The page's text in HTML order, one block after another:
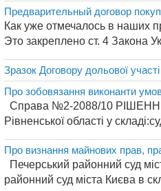
Предварительный договор
Как уже отмечалось в наших
Это закреплено ст. 4 Закона
Зразок Договору дольової
Про зобовязання виконанти
Справа №2-2088/10 РІШЕННЯі
Рівненської області у
Про визнання майнових прав,
Печерський районний суд
районний суд міста Києва в